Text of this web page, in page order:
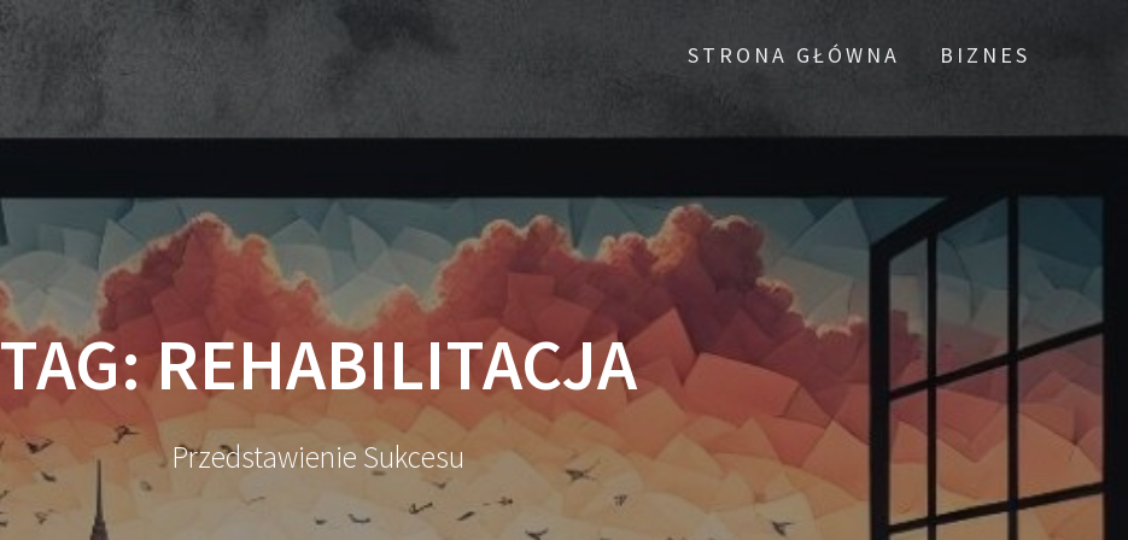
STRONA GŁÓWNA BIZNES
TAG:REHABILITACJA
Przedstawienie Sukcesu